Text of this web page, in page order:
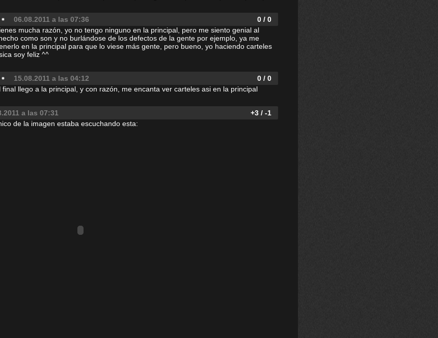
06.08.2011 a las 07:36
0 / 0
mucha razón, yo no tengo ninguno en la principal, pero me siento genial al
como son y no burlándose de los defectos de la gente por ejemplo, ya me
en la principal para que lo viese más gente, pero bueno, yo haciendo carteles
soy feliz ^^
15.08.2011 a las 04:12
0 / 0
final llego a la principal, y con razón, me encanta ver carteles asi en la principal
a las 07:31
+3 / -1
de la imagen estaba escuchando esta: